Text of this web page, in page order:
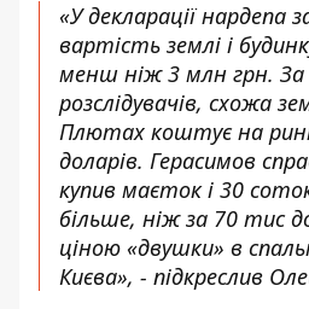
«У декларації нардепа
вартість землі і
менш ніж 3 млн грн. За
розслідувачів, схожа
Плютах коштує на
доларів. Герасимов
купив маєток і 30
більше, ніж за 70 тис
ціною «двушки» в
Києва», - підкреслив